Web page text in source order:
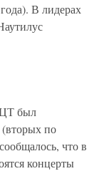
В лидерах
ЦТ был
по
что в
концерты